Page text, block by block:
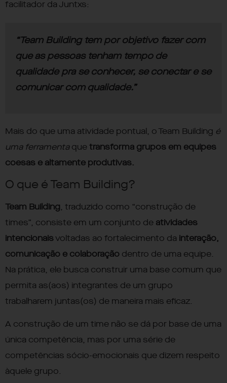
facilitador da Juntxs:
“Team Building tem por objetivo fazer com
que as pessoas tenham tempo de
qualidade pra se conhecer, se conectar e se
comunicar com qualidade.”
Mais do que uma atividade pontual, o Team Building é
uma ferramentaque transforma grupos em equipes
coesas e altamente produtivas.
O que é Team Building?
Team Building , traduzido como “construção de
times”, consiste em um conjunto de atividades
intencionaisvoltadas ao fortalecimento da interação,
comunicação e colaboração dentro de uma equipe.
Na prática, ele busca construir uma base comum que
permita as(aos) integrantes de um grupo
trabalharem juntas(os) de maneira mais eficaz.
A construção de um time não se dá por base de uma
única competência, mas por uma série de
competências sócio-emocionais que dizem respeito
àquele grupo.